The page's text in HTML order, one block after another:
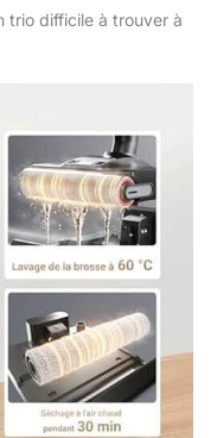
difficile à trouver à